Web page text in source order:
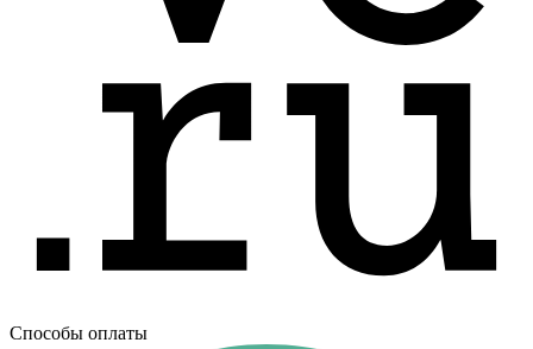
Способы оплаты